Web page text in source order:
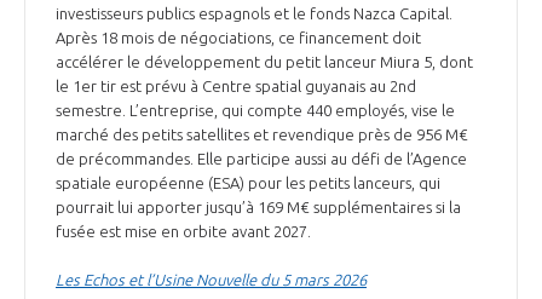
investisseurs publics espagnols et le fonds Nazca Capital.
Après 18 mois de négociations, ce financement doit
accélérer le développement du petit lanceur Miura 5, dont
le 1er tir est prévu à Centre spatial guyanais au 2nd
semestre. L’entreprise, qui compte 440 employés, vise le
marché des petits satellites et revendique près de 956 M€
de précommandes. Elle participe aussi au défi de l’Agence
spatiale européenne (ESA) pour les petits lanceurs, qui
pourrait lui apporter jusqu’à 169 M€ supplémentaires si la
fusée est mise en orbite avant 2027.
Les Echos et l’Usine Nouvelle du 5 mars 2026